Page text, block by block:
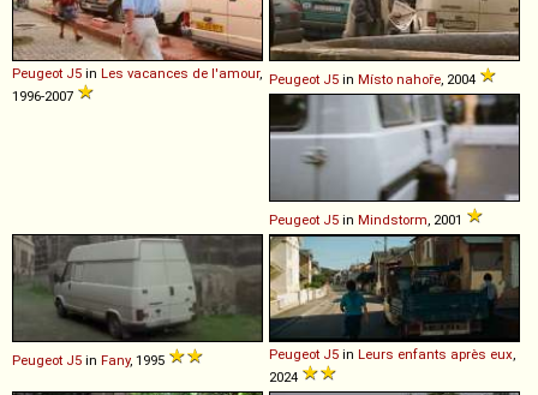
Peugeot J5 in Les vacances de l'amour,
1996-2007
Peugeot J5 in Místo nahoře, 2004
Peugeot J5 in Mindstorm, 2001
Peugeot J5 in Fany, 1995 Peugeot J5 in Leurs enfants après eux,
2024